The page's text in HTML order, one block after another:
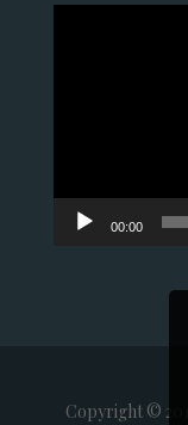
00:00
Copyright ©